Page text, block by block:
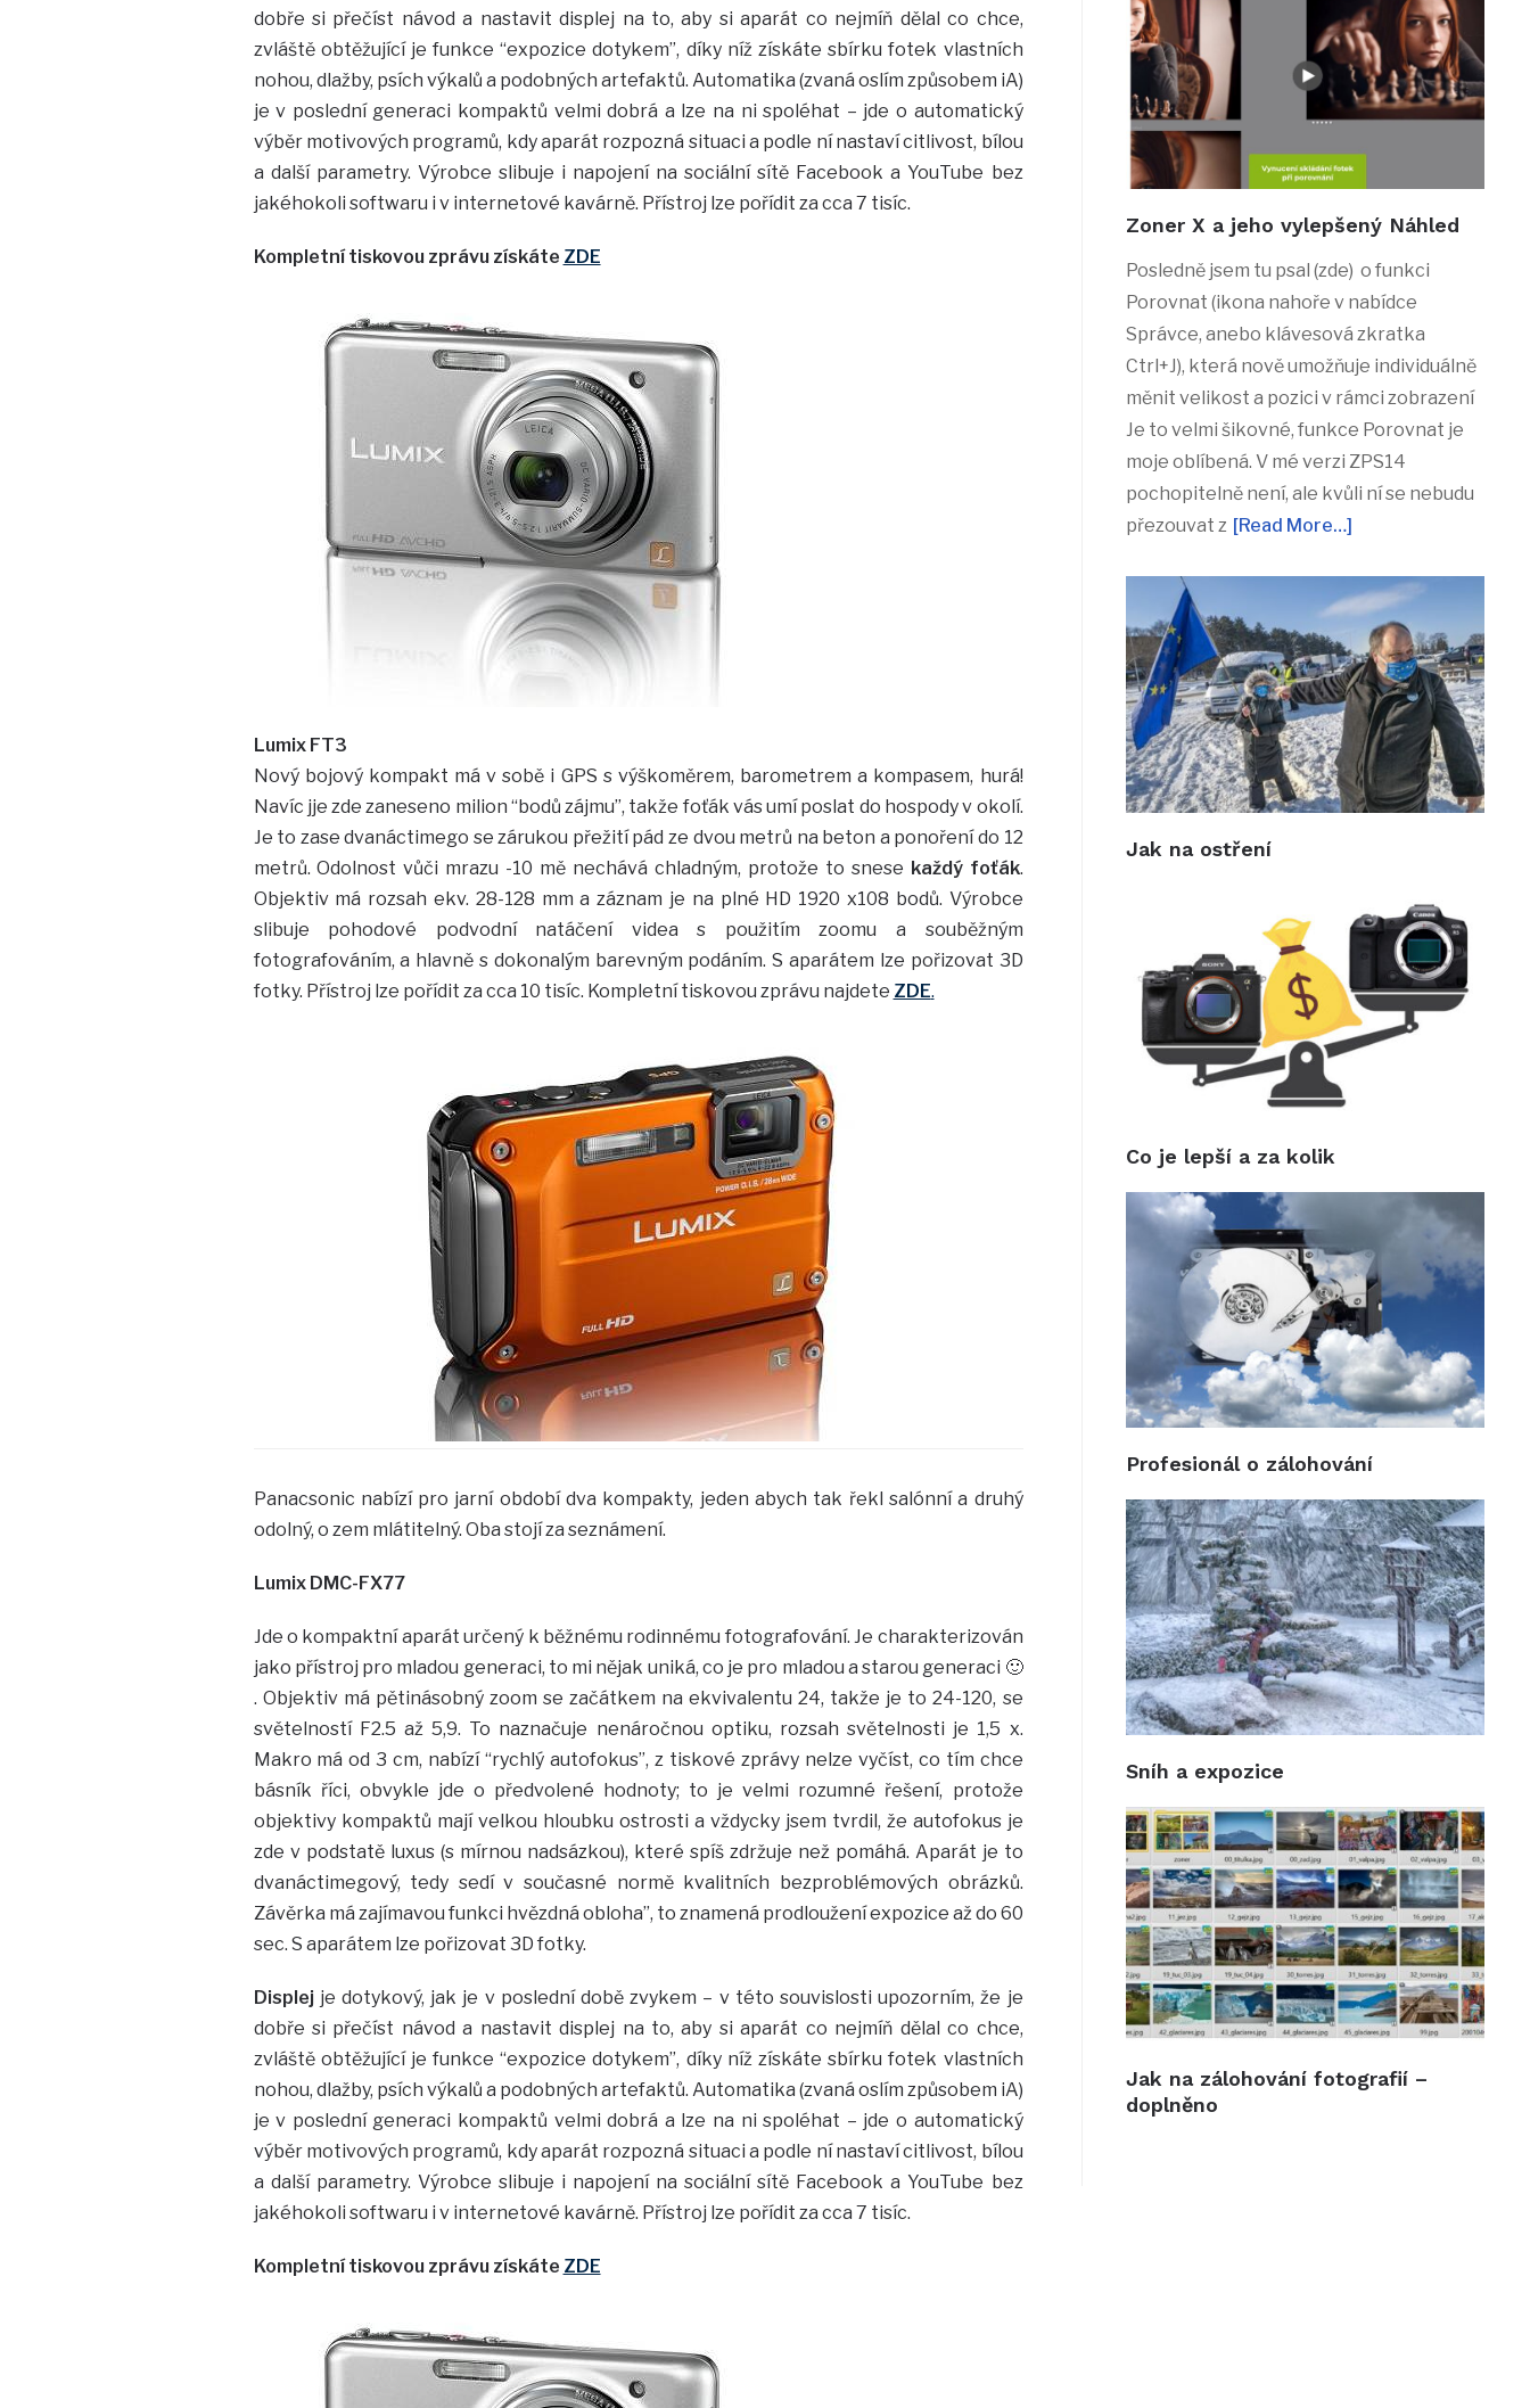
dobře si přečíst návod a nastavit displej na to, aby si aparát co nejmíň dělal co chce,
zvláště obtěžující je funkce “expozice dotykem”, díky níž získáte sbírku fotek vlastních
nohou, dlažby, psích výkalů a podobných artefaktů. Automatika (zvaná oslím způsobem iA)
je v poslední generaci kompaktů velmi dobrá a lze na ni spoléhat – jde o automatický
výběr motivových programů, kdy aparát rozpozná situaci a podle ní nastaví citlivost, bílou
a další parametry. Výrobce slibuje i napojení na sociální sítě Facebook a YouTube bez
jakéhokoli softwaru i v internetové kavárně. Přístroj lze pořídit za cca 7 tisíc.
Kompletní tiskovou zprávu získáte ZDE
Lumix FT3
Nový bojový kompakt má v sobě i GPS s výškoměrem, barometrem a kompasem, hurá!
Navíc jje zde zaneseno milion “bodů zájmu”, takže foťák vás umí poslat do hospody v okolí.
Je to zase dvanáctimego se zárukou přežití pád ze dvou metrů na beton a ponoření do 12
metrů. Odolnost vůči mrazu -10 mě nechává chladným, protože to snese každý foťák.
Objektiv má rozsah ekv. 28-128 mm a záznam je na plné HD 1920 x108 bodů. Výrobce
slibuje pohodové podvodní natáčení videa s použitím zoomu a souběžným
fotografováním, a hlavně s dokonalým barevným podáním. S aparátem lze pořizovat 3D
fotky. Přístroj lze pořídit za cca 10 tisíc. Kompletní tiskovou zprávu najdete ZDE.
Panacsonic nabízí pro jarní období dva kompakty, jeden abych tak řekl salónní a druhý
odolný, o zem mlátitelný. Oba stojí za seznámení.
Lumix DMC-FX77
Jde o kompaktní aparát určený k běžnému rodinnému fotografování. Je charakterizován
jako přístroj pro mladou generaci, to mi nějak uniká, co je pro mladou a starou generaci 🙂
. Objektiv má pětinásobný zoom se začátkem na ekvivalentu 24, takže je to 24-120, se
světelností F2.5 až 5,9. To naznačuje nenáročnou optiku, rozsah světelnosti je 1,5 x.
Makro má od 3 cm, nabízí “rychlý autofokus”, z tiskové zprávy nelze vyčíst, co tím chce
básník říci, obvykle jde o předvolené hodnoty; to je velmi rozumné řešení, protože
objektivy kompaktů mají velkou hloubku ostrosti a vždycky jsem tvrdil, že autofokus je
zde v podstatě luxus (s mírnou nadsázkou), které spíš zdržuje než pomáhá. Aparát je to
dvanáctimegový, tedy sedí v současné normě kvalitních bezproblémových obrázků.
Závěrka má zajímavou funkci hvězdná obloha”, to znamená prodloužení expozice až do 60
sec. S aparátem lze pořizovat 3D fotky.
Displejje dotykový, jak je v poslední době zvykem – v této souvislosti upozorním, že je
dobře si přečíst návod a nastavit displej na to, aby si aparát co nejmíň dělal co chce,
zvláště obtěžující je funkce “expozice dotykem”, díky níž získáte sbírku fotek vlastních
nohou, dlažby, psích výkalů a podobných artefaktů. Automatika (zvaná oslím způsobem iA)
je v poslední generaci kompaktů velmi dobrá a lze na ni spoléhat – jde o automatický
výběr motivových programů, kdy aparát rozpozná situaci a podle ní nastaví citlivost, bílou
a další parametry. Výrobce slibuje i napojení na sociální sítě Facebook a YouTube bez
jakéhokoli softwaru i v internetové kavárně. Přístroj lze pořídit za cca 7 tisíc.
Kompletní tiskovou zprávu získáte ZDE
Zoner X a jeho vylepšený Náhled
Posledně jsem tu psal (zde) o funkci
Porovnat (ikona nahoře v nabídce
Správce, anebo klávesová zkratka
Ctrl+J), která nově umožňuje individuálně
měnit velikost a pozici v rámci zobrazení
Je to velmi šikovné, funkce Porovnat je
moje oblíbená. V mé verzi ZPS14
pochopitelně není, ale kvůli ní se nebudu
přezouvat z [Read More…]
Jak na ostření
Co je lepší a za kolik
Profesionál o zálohování
Sníh a expozice
Jak na zálohování fotografií –
doplněno